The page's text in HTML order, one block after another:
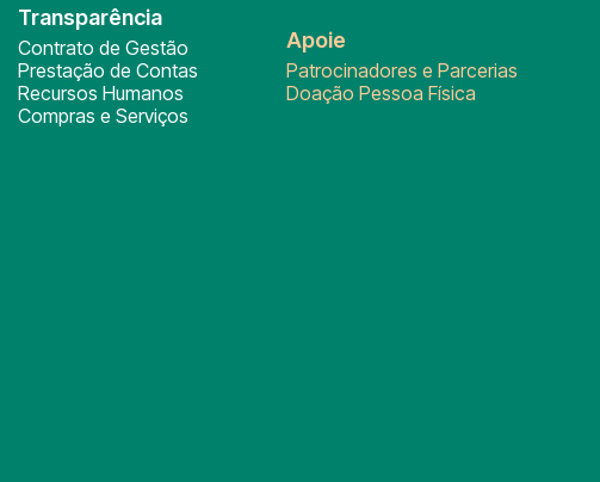
Transparência
Contrato de Gestão
Prestação de Contas
Recursos Humanos
Compras e Serviços
Apoie
Patrocinadores e Parcerias
Doação Pessoa Física